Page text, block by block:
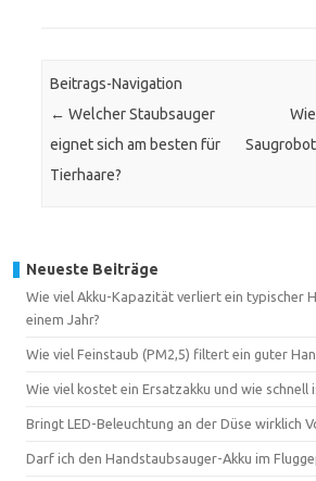
Beitrags-Navigation
← Welcher Staubsauger
eignet sich am besten für
Tierhaare?
Neueste Beiträge
Wie viel Akku-Kapazität verliert ein typischer
einem Jahr?
Wie viel Feinstaub (PM2,5) filtert ein guter
Wie viel kostet ein Ersatzakku und wie schnell
Bringt LED-Beleuchtung an der Düse wirklich
Darf ich den Handstaubsauger-Akku im